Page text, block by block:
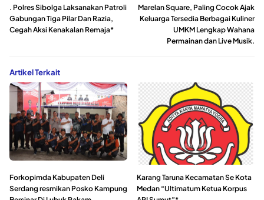
. Polres Sibolga Laksanakan Patroli
Gabungan Tiga Pilar Dan Razia,
Cegah Aksi Kenakalan Remaja*
Marelan Square, Paling Cocok Ajak
Keluarga Tersedia Berbagai Kuliner
UMKM Lengkap Wahana
Permainan dan Live Musik.
Artikel Terkait
Forkopimda Kabupaten Deli
Serdang resmikan Posko Kampung
Karang Taruna Kecamatan Se Kota
Medan “Ultimatum Ketua Korpus